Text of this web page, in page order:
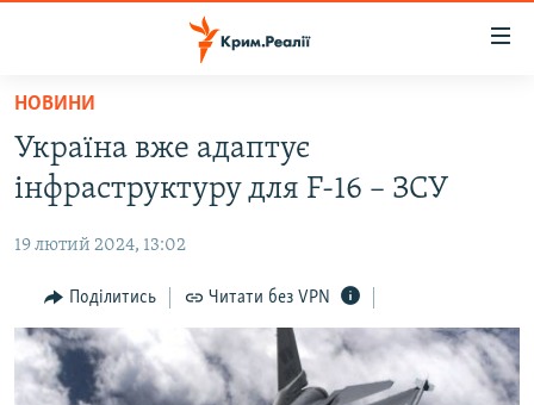
Перейти
основного
матеріалу
Перейти
до
навігації
Перейти
до
пошуку
ВОДА.КРИМ
ВІДЕО ТА ФОТО
ПОЛІТИКА
БЛОГИ
ПОГЛЯД
ІНТЕРВ'Ю
НОВИНИ
Україна вже адаптує
інфраструктуру для F-16 – ЗСУ
19 лютий 2024, 13:02
Поділитись Читати без VPN